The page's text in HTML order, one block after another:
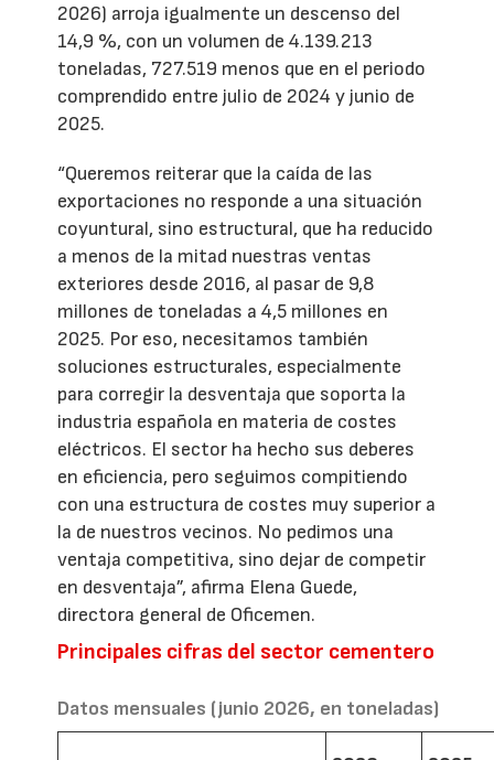
2026) arroja igualmente un descenso del
14,9 %, con un volumen de 4.139.213
toneladas, 727.519 menos que en el periodo
comprendido entre julio de 2024 y junio de
2025.
“Queremos reiterar que la caída de las
exportaciones no responde a una situación
coyuntural, sino estructural, que ha reducido
a menos de la mitad nuestras ventas
exteriores desde 2016, al pasar de 9,8
millones de toneladas a 4,5 millones en
2025. Por eso, necesitamos también
soluciones estructurales, especialmente
para corregir la desventaja que soporta la
industria española en materia de costes
eléctricos. El sector ha hecho sus deberes
en eficiencia, pero seguimos compitiendo
con una estructura de costes muy superior a
la de nuestros vecinos. No pedimos una
ventaja competitiva, sino dejar de competir
en desventaja”, afirma Elena Guede,
directora general de Oficemen.
Principales cifras del sector cementero
Datos mensuales (junio 2026, en toneladas)